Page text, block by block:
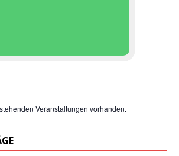
Veranstaltungen vorhanden.